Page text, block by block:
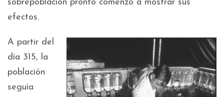
sobrepoblación pronto comenzó a mostrar sus
efectos.
A partir del
día 315, la
población
seguía